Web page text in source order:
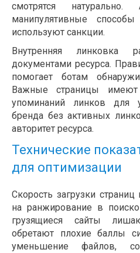
смотрятся
манипулятивные
используют санкции.
Внутренняя линковка
документами ресурса.
помогает ботам
Важные страницы
упоминаний линков для
бренда без активных
авторитет ресурса.
Технические
для оптимизации
Скорость загрузки
на ранжирование в
грузящиеся сайты
обретают плохие баллы
уменьшение файлов,